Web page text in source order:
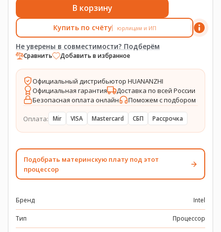
В корзину
Купить по счёту юрлицам и ИП
Не уверены в совместимости? Подберём
Сравнить Добавить в избранное
Официальный дистрибьютор HUANANZHI
Официальная гарантия
Доставка по всей России
Безопасная оплата онлайн
Поможем с подбором
Оплата: Mir VISA Mastercard СБП Рассрочка
Подобрать материнскую плату под этот
процессор
Бренд Intel
Тип Процессор